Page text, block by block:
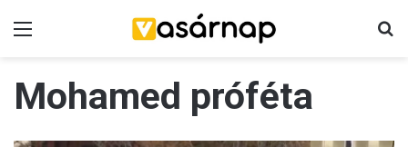
Mohamed próféta